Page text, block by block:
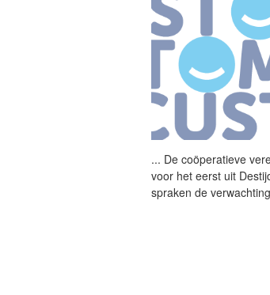
... De coöperatieve
voor het eerst uit
spraken de